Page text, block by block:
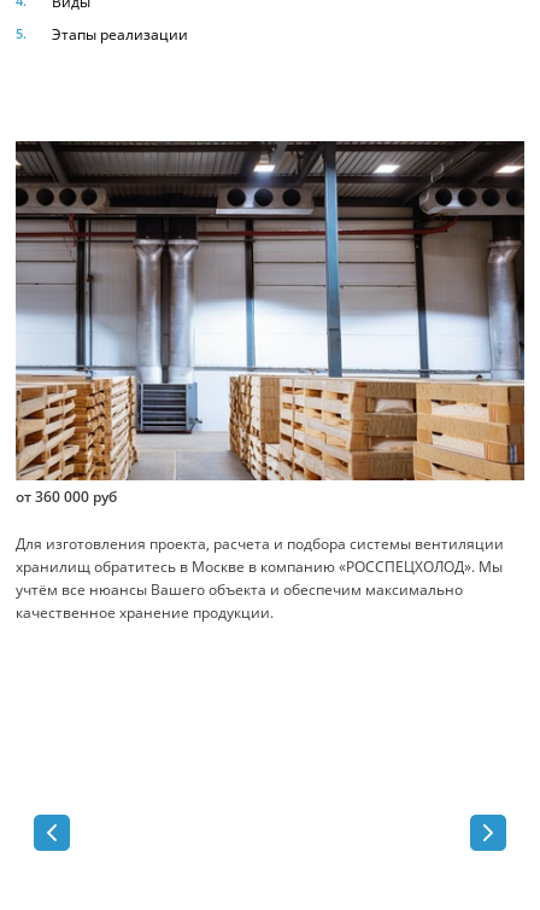
Этапы реализации
от 360 000 руб
Для изготовления проекта, расчета и подбора системы вентиляции
хранилищ обратитесь в Москве в компанию «РОССПЕЦХОЛОД». Мы
учтём все нюансы Вашего объекта и обеспечим максимально
качественное хранение продукции.